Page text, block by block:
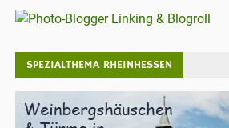
SPEZIALTHEMA RHEINHESSEN